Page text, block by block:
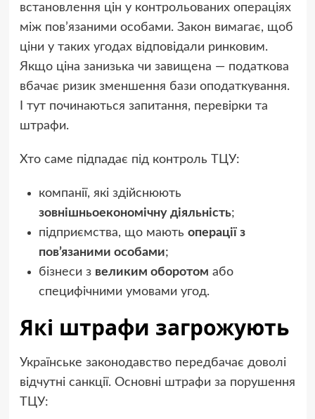
встановлення цін у контрольованих операціях
між пов’язаними особами. Закон вимагає, щоб
ціни у таких угодах відповідали ринковим.
Якщо ціна занизька чи завищена — податкова
вбачає ризик зменшення бази оподаткування.
І тут починаються запитання, перевірки та
штрафи.
Хто саме підпадає під контроль ТЦУ:
компанії, які здійснюють
зовнішньоекономічну діяльність;
підприємства, що мають операції з
пов’язаними особами;
бізнеси з великим оборотом або
специфічними умовами угод.
Які штрафи загрожують
Українське законодавство передбачає доволі
відчутні санкції. Основні штрафи за порушення
ТЦУ: